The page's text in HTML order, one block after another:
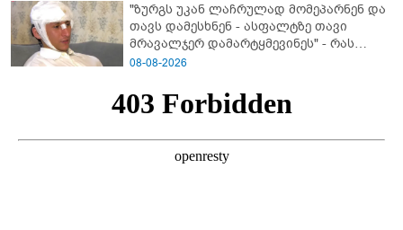
"ზურგს უკან ლაჩრულად მომეპარნენ და
თავს დამესხნენ - ასფალტზე თავი
მრავალჯერ დამარტყმევინეს" - რას
ჰყვება კურიერი, რომელსაც
გაუსწორდნენ?
08-08-2026